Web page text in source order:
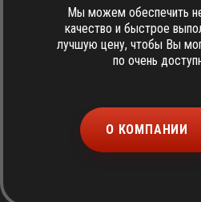
Мы можем обеспечить
качество и быстрое
лучшую цену, чтобы Вы
по очень
О КОМПАНИИ